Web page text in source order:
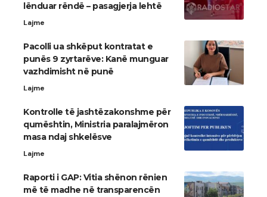
lënduar rëndë – pasagjerja lehtë
Lajme
Pacolli ua shkëput kontratat e
punës 9 zyrtarëve: Kanë munguar
vazhdimisht në punë
Lajme
Kontrolle të jashtëzakonshme për
qumështin, Ministria paralajmëron
masa ndaj shkelësve
Lajme
Raporti i GAP: Vitia shënon rënien
më të madhe në transparencën